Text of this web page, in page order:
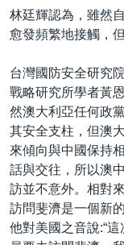
林廷輝認為，雖然
愈發頻繁地接觸，
台灣國防安全研究
戰略研究所學者黃
然澳大利亞任何政
其安全支柱，但澳
來傾向與中國保持
話與交往，所以澳
訪並不意外。相對
訪問斐濟是一個新的
他對美國之音說:“